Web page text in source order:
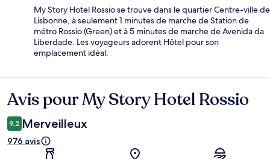
My Story Hotel Rossio se trouve dans le quartier Centre-ville de
Lisbonne, à seulement 1 minutes de marche de Station de
métro Rossio (Green) et à 5 minutes de marche de Avenida da
Liberdade. Les voyageurs adorent Hôtel pour son
emplacement idéal.
Avis
Avis pour My Story Hotel Rossio
9,2 Merveilleux
976 avis